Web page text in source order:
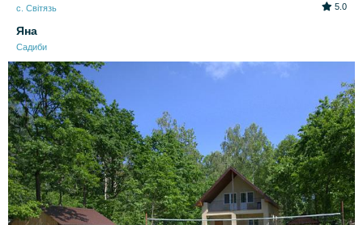
с. Світязь 5.0
Яна
Садиби